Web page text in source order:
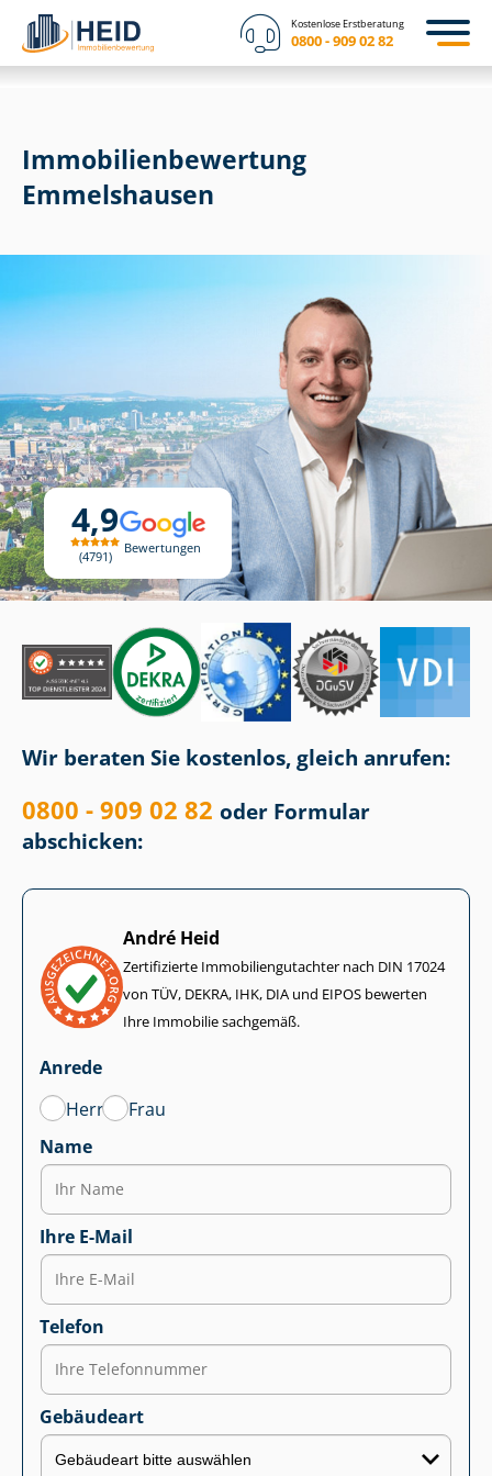
Kostenlose Erstberatung
0800 - 909 02 82
4,9
4791
Bewertungen
Immobilien­bewertung
Emmelshausen
Wir beraten Sie kostenlos, gleich anrufen:
0800 - 909 02 82 oder Formular
abschicken:
André Heid
Zertifizierte Im­mo­bi­li­en­gut­ach­ter nach DIN 17024
von TÜV, DEKRA, IHK, DIA und EIPOS bewerten
Ihre Immobilie sachgemäß.
Anrede
Herr
Frau
Name
Ihre E-Mail
Telefon
Gebäudeart